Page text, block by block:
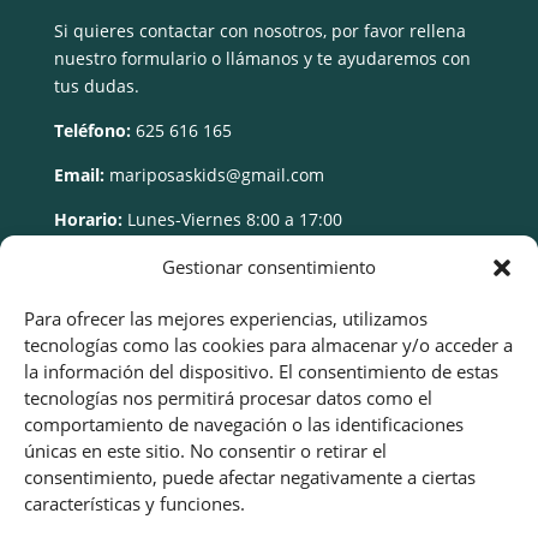
Gestionar consentimiento
Para ofrecer las mejores experiencias, utilizamos
tecnologías como las cookies para almacenar y/o acceder a
la información del dispositivo. El consentimiento de estas
tecnologías nos permitirá procesar datos como el
comportamiento de navegación o las identificaciones
únicas en este sitio. No consentir o retirar el
consentimiento, puede afectar negativamente a ciertas
características y funciones.
Si quieres contactar con nosotros, por favor rellena
nuestro formulario o llámanos y te ayudaremos con
tus dudas.
Teléfono: 625 616 165
Email: mariposaskids@gmail.com
Horario: Lunes-Viernes 8:00 a 17:00